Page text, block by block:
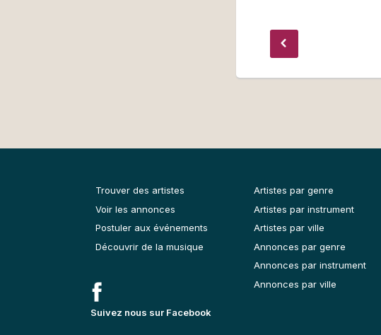
Trouver des artistes
Voir les annonces
Postuler aux événements
Découvrir de la musique
Suivez nous sur Facebook
Artistes par genre
Artistes par instrument
Artistes par ville
Annonces par genre
Annonces par instrument
Annonces par ville